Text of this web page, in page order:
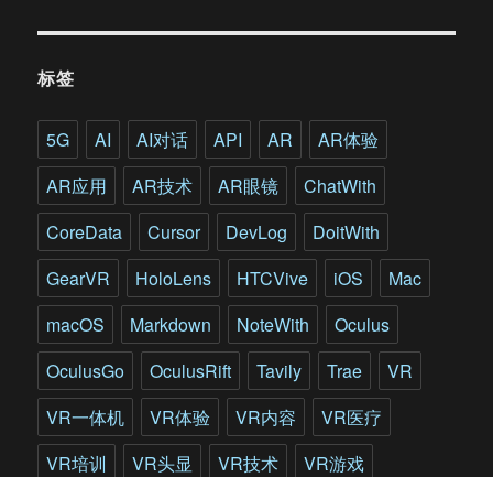
标签
5G AI AI对话 API AR
AR体验
AR应用
AR技术 AR眼镜
ChatWith
CoreData
Cursor DevLog
DoitWith
GearVR
HoloLens HTCVive iOS
Mac
macOS
Markdown NoteWith
Oculus
OculusGo
OculusRift Tavily Trae
VR
VR一体机
VR体验 VR内容
VR医疗
VR培训
VR头显 VR技术
VR游戏